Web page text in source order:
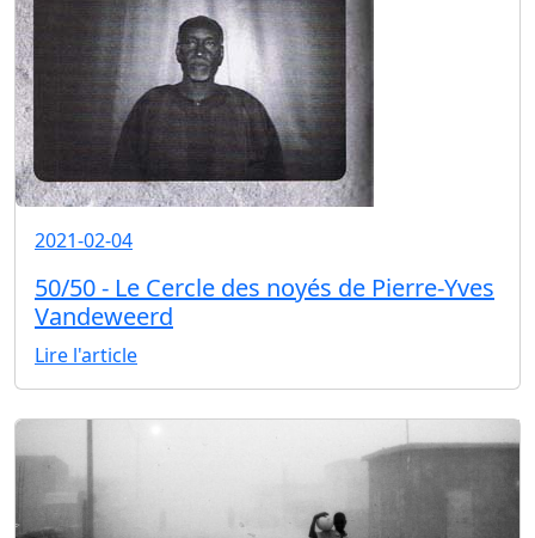
2021-02-04
50/50 - Le Cercle des noyés de Pierre-Yves
Vandeweerd
Lire l'article